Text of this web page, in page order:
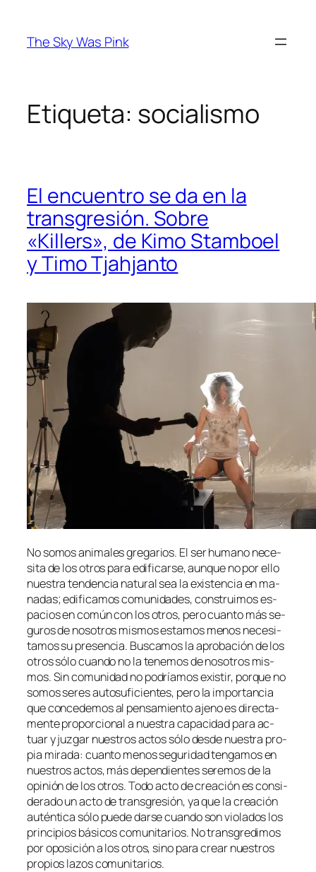
contenido
The Sky Was Pink
Etiqueta: socialismo
El encuentro se da en la
transgresión. Sobre
«Killers», de Kimo Stamboel
y Timo Tjahjanto
No so­mos ani­ma­les gre­ga­rios. El ser hu­mano ne­ce­
si­ta de los otros pa­ra edi­fi­car­se, aun­que no por ello
nues­tra ten­den­cia na­tu­ral sea la exis­ten­cia en ma­
na­das; edi­fi­ca­mos co­mu­ni­da­des, cons­trui­mos es­
pa­cios en co­mún con los otros, pe­ro cuan­to más se­
gu­ros de no­so­tros mis­mos es­ta­mos me­nos ne­ce­si­
ta­mos su pre­sen­cia. Buscamos la apro­ba­ción de los
otros só­lo cuan­do no la te­ne­mos de no­so­tros mis­
mos. Sin co­mu­ni­dad no po­dría­mos exis­tir, por­que no
so­mos se­res au­to­su­fi­cien­tes, pe­ro la im­por­tan­cia
que con­ce­de­mos al pen­sa­mien­to ajeno es di­rec­ta­
men­te pro­por­cio­nal a nues­tra ca­pa­ci­dad pa­ra ac­
tuar y juz­gar nues­tros ac­tos só­lo des­de nues­tra pro­
pia mi­ra­da: cuan­to me­nos se­gu­ri­dad ten­ga­mos en
nues­tros ac­tos, más de­pen­dien­tes se­re­mos de la
opi­nión de los otros. Todo ac­to de crea­ción es con­si­
de­ra­do un ac­to de trans­gre­sión, ya que la crea­ción
au­tén­ti­ca só­lo pue­de dar­se cuan­do son vio­la­dos los
prin­ci­pios bá­si­cos co­mu­ni­ta­rios. No trans­gre­di­mos
por opo­si­ción a los otros, sino pa­ra crear nues­tros
pro­pios la­zos comunitarios.